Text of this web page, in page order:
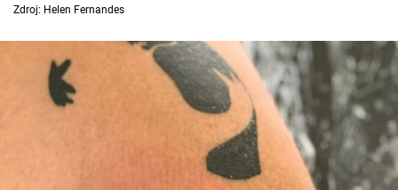
Zdroj: Helen Fernandes